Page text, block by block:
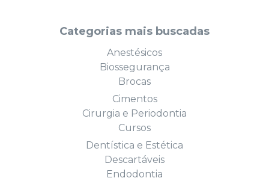
Categorias mais buscadas
Anestésicos
Biossegurança
Brocas
Cimentos
Cirurgia e Periodontia
Cursos
Dentística e Estética
Descartáveis
Endodontia